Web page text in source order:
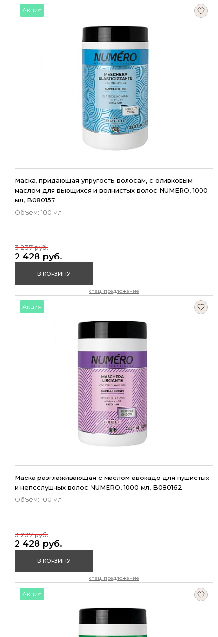
Акция
Маска, придающая упругость волосам, с оливковым
маслом для вьющихся и волнистых волос NUMERO, 1000
мл, B080157
Объем: 100 мл
2 428 руб.
3 237 руб.
В КОРЗИНУ
спец. предложение
Акция
Маска разглаживающая с маслом авокадо для пушистых
и непослушных волос NUMERO, 1000 мл, B080162
Объем: 100 мл
2 428 руб.
3 237 руб.
В КОРЗИНУ
спец. предложение
Акция